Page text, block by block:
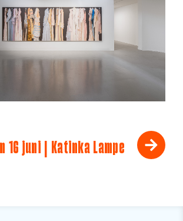
16 juni | Katinka Lampe